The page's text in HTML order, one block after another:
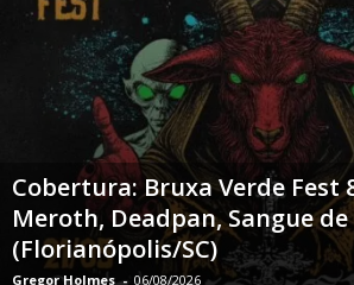
Cobertura: Bruxa Verde Fest
Meroth, Deadpan, Sangue de
(Florianópolis/SC)
Gregor Holmes - 06/08/2026